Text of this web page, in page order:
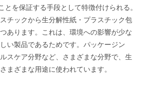
とを保証する手段として特徴付けられる。
チックから生分解性紙・プラスチック包
あります。これは、環境への影響が少な
い製品であるためです。パッケージン
スケア分野など、さまざまな分野で、生
まざまな用途に使われています。